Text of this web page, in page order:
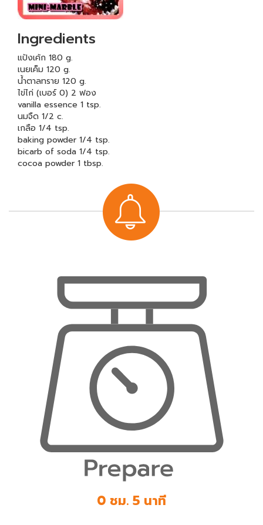
Ingredients
แป้งเค้ก 180 g.
เนยเค็ม 120 g.
น้ำตาลทราย 120 g.
ไข่ไก่ (เบอร์ 0) 2 ฟอง
vanilla essence 1 tsp.
นมจืด 1/2 c.
เกลือ 1/4 tsp.
baking powder 1/4 tsp.
bicarb of soda 1/4 tsp.
cocoa powder 1 tbsp.
0 ชม. 5 นาที